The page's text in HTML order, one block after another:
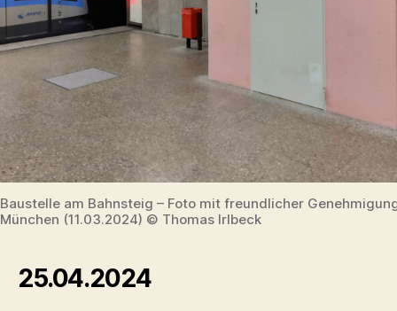
Baustelle am Bahnsteig – Foto mit freundlicher
München (11.03.2024) © Thomas Irlbeck
25.04.2024